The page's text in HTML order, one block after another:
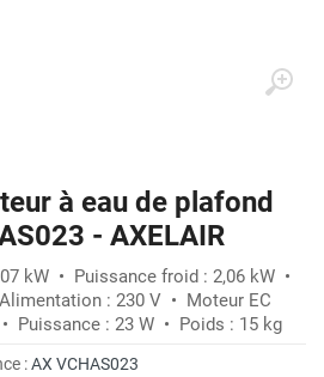
à eau de plafond
- AXELAIR
kW • Puissance froid : 2,06 kW •
: 230 V • Moteur EC
Puissance : 23 W • Poids : 15 kg
:AX VCHAS023